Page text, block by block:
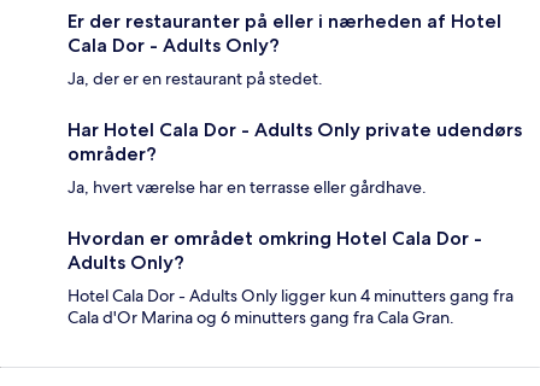
Er der restauranter på eller i nærheden af Hotel
Cala Dor - Adults Only?
Ja, der er en restaurant på stedet.
Har Hotel Cala Dor - Adults Only private udendørs
områder?
Ja, hvert værelse har en terrasse eller gårdhave.
Hvordan er området omkring Hotel Cala Dor -
Adults Only?
Hotel Cala Dor - Adults Only ligger kun 4 minutters gang fra
Cala d'Or Marina og 6 minutters gang fra Cala Gran.